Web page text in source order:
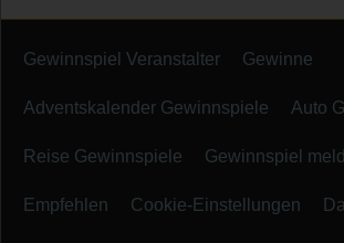
Gewinnspiel Veranstalter Gewinne
Adventskalender Gewinnspiele Auto
Reise Gewinnspiele Gewinnspiel
Empfehlen Cookie-Einstellungen